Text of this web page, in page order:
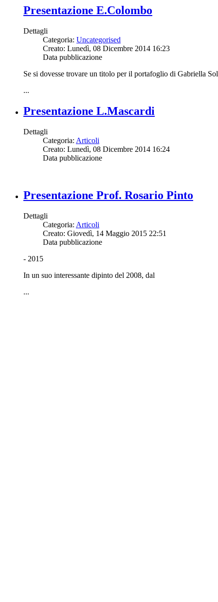
Presentazione E.Colombo
Dettagli
Categoria: Uncategorised
Creato: Lunedì, 08 Dicembre 2014 16:23
Data pubblicazione
Se si dovesse trovare un titolo per il portafoglio di Gabriella
...
Presentazione L.Mascardi
Dettagli
Categoria: Articoli
Creato: Lunedì, 08 Dicembre 2014 16:24
Data pubblicazione
Presentazione Prof. Rosario Pinto
Dettagli
Categoria: Articoli
Creato: Giovedì, 14 Maggio 2015 22:51
Data pubblicazione
- 2015
In un suo interessante dipinto del 2008, dal
...